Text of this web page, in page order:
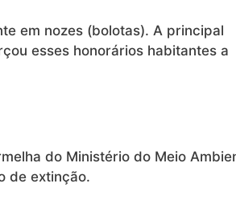
em nozes (bolotas). A principal
esses honorários habitantes a
do Ministério do Meio
de extinção.